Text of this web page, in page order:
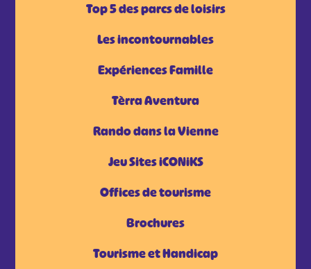
Top 5 des parcs de loisirs
Les incontournables
Expériences Famille
Tèrra Aventura
Rando dans la Vienne
Jeu Sites iCONiKS
Offices de tourisme
Brochures
Tourisme et Handicap